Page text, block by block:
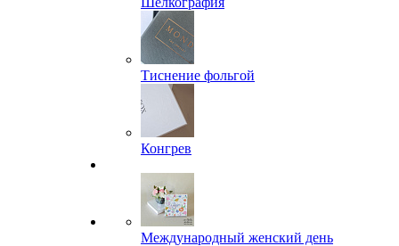
Тиснение фольгой
Конгрев
Международный женский день